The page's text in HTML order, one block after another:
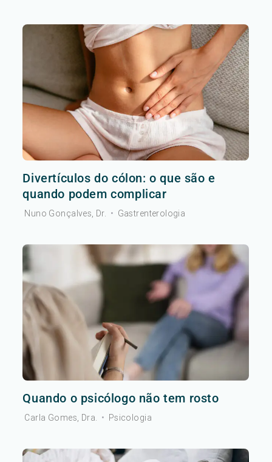
Divertículos do cólon: o que são e
quando podem complicar
Nuno Gonçalves, Dr. • Gastrenterologia
Quando o psicólogo não tem rosto
Carla Gomes, Dra. • Psicologia